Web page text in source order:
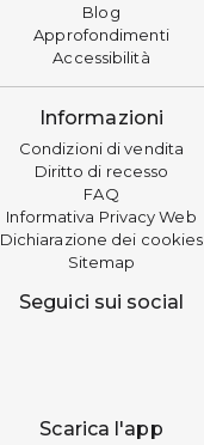
Blog
Approfondimenti
Accessibilità
Informazioni
Condizioni di vendita
Diritto di recesso
FAQ
Informativa Privacy Web
Dichiarazione dei cookies
Sitemap
Seguici sui social
Scarica l'app